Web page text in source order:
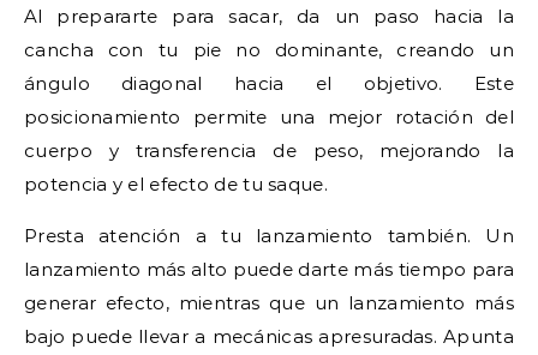
Al prepararte para sacar, da un paso hacia la
cancha con tu pie no dominante, creando un
ángulo diagonal hacia el objetivo. Este
posicionamiento permite una mejor rotación del
cuerpo y transferencia de peso, mejorando la
potencia y el efecto de tu saque.
Presta atención a tu lanzamiento también. Un
lanzamiento más alto puede darte más tiempo para
generar efecto, mientras que un lanzamiento más
bajo puede llevar a mecánicas apresuradas. Apunta